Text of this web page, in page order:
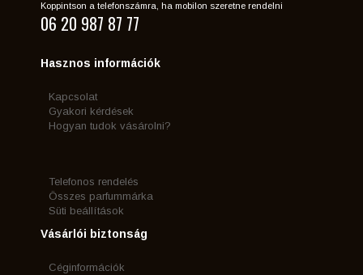
Koppintson a telefonszámra, ha mobilon szeretne rendelni
06 20 987 87 77
Hasznos információk
Kapcsolat
Gyakori kérdések
Hogyan tudok vásárolni?
Telefonos rendelés
Összes parfummárka
Süti beállítások
Vásárlói biztonság
Céginformációk